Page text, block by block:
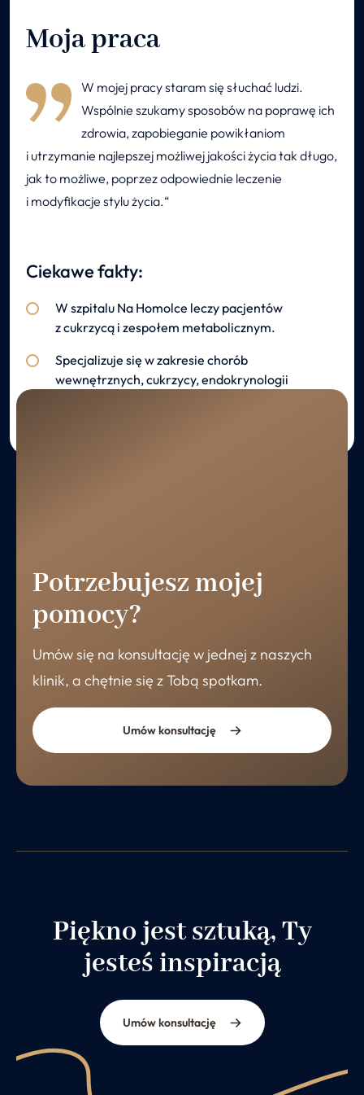
Moja praca
W mojej pracy staram się słuchać ludzi.
Wspólnie szukamy sposobów na poprawę ich
zdrowia, zapobieganie powikłaniom
i utrzymanie najlepszej możliwej jakości życia tak długo,
jak to możliwe, poprzez odpowiednie leczenie
i modyfikacje stylu życia.
Ciekawe fakty:
W szpitalu Na Homolce leczy pacjentów
z cukrzycą i zespołem metabolicznym.
Specjalizuje się w zakresie chorób
wewnętrznych, cukrzycy, endokrynologii
Potrzebujesz mojej
pomocy?
Umów się na konsultację w jednej z naszych
klinik, a chętnie się z Tobą spotkam.
Umów konsultację
Piękno jest sztuką, Ty
jesteś inspiracją
Umów konsultację